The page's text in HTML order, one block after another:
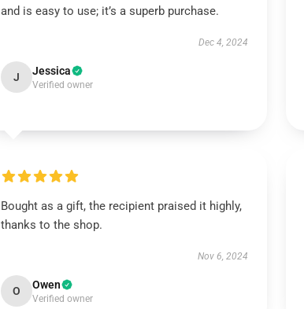
and is easy to use; it’s a superb purchase.
Dec 4, 2024
J Jessica
Verified owner
Bought as a gift, the recipient praised it highly,
thanks to the shop.
Nov 6, 2024
O Owen
Verified owner